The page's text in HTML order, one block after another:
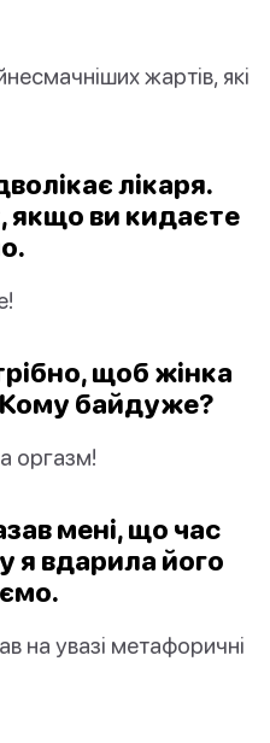
жартів, які
лікаря.
якщо ви кидаєте
щоб жінка
байдуже?
оргазм!
мені, що час
я вдарила його
на увазі метафоричні